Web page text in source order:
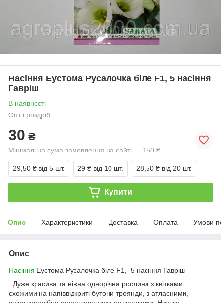
Насіння Еустома Русалочка біле F1, 5 насіння
Гавріш
В наявності
Опт і роздріб
30 ₴
Мінімальна сума замовлення на сайті — 150 ₴
29,50 ₴ від 5 шт. 29 ₴ від 10 шт. 28,50 ₴ від 20 шт.
Купити
Опис Характеристики Доставка Оплата Умови
Опис
Насіння Еустома Русалочка біле F1, 5 насіння Гавріш
Дуже красива та ніжна однорічна рослина з квітками
схожими на напіввідкриті бутони троянди, з атласними,